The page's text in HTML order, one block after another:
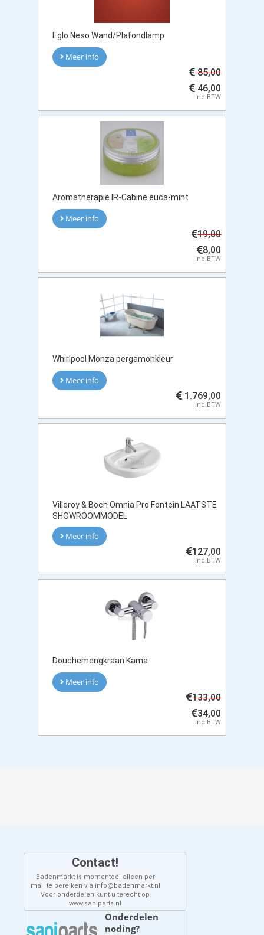
Eglo Neso Wand/Plafondlamp
Meer info
85,00
46,00
Inc.BTW
Aromatherapie IR-Cabine euca-mint
Meer info
19,00
8,00
Inc.BTW
Whirlpool Monza pergamonkleur
Meer info
1.769,00
Inc.BTW
Villeroy & Boch Omnia Pro Fontein LAATSTE
SHOWROOMMODEL
Meer info
127,00
Inc.BTW
Douchemengkraan Kama
Meer info
133,00
34,00
Inc.BTW
Contact!
Badenmarkt is momenteel alleen per
mail te bereiken via info@badenmarkt.nl
Voor onderdelen kunt u terecht op
www.saniparts.nl
Onderdelen
noding?